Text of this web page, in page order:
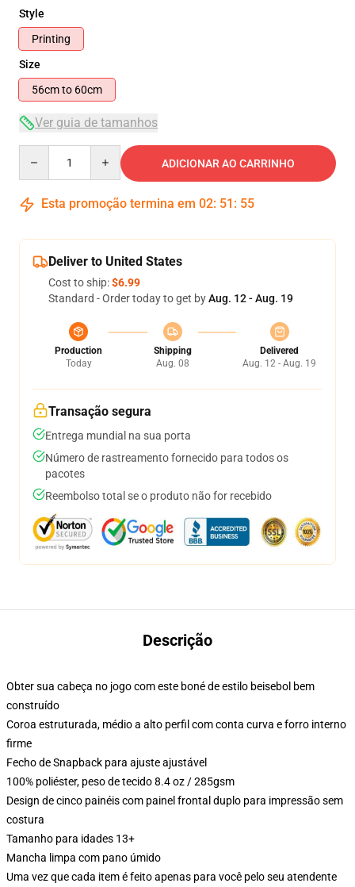
Style
Printing
Size
56cm to 60cm
Ver guia de tamanhos
ADICIONAR AO CARRINHO
Esta promoção termina em 02: 51 : 54
Deliver to United States
Cost to ship:$6.99
Standard - Order today to get byAug. 12 - Aug. 19
Production
Today
Shipping
Aug. 08
Delivered
Aug. 12 - Aug. 19
Transação segura
Entrega mundial na sua porta
Número de rastreamento fornecido para todos os
pacotes
Reembolso total se o produto não for recebido
Descrição
Obter sua cabeça no jogo com este boné de estilo beisebol bem
construído
Coroa estruturada, médio a alto perfil com conta curva e forro interno
firme
Fecho de Snapback para ajuste ajustável
100% poliéster, peso de tecido 8.4 oz / 285gsm
Design de cinco painéis com painel frontal duplo para impressão sem
costura
Tamanho para idades 13+
Mancha limpa com pano úmido
Uma vez que cada item é feito apenas para você pelo seu atendente